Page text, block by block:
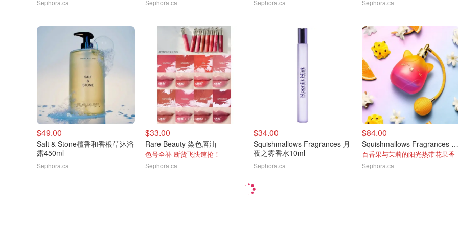
Sephora.ca Sephora.ca Sephora.ca Sephora.ca
$49.00
Salt & Stone檀香和香根草沐浴
露450ml
Sephora.ca
$33.00
Rare Beauty 染色唇油
色号全补 断货飞快速抢！
Sephora.ca
$34.00
Squishmallows Fragrances 月
夜之雾香水10ml
Sephora.ca
$84.00
Squishmallows Fragrances 热带日落香水 100ml
百香果与茉莉的阳光热带花果香
Sephora.ca